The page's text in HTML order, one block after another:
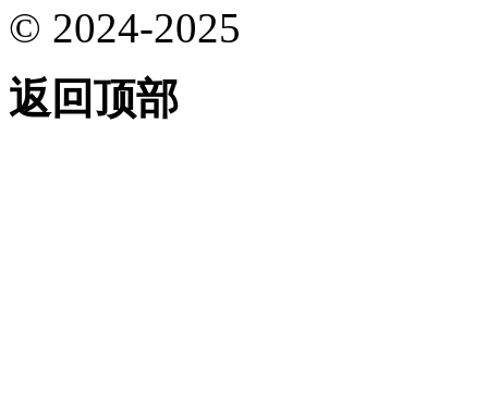
© 2024-2025
返回顶部